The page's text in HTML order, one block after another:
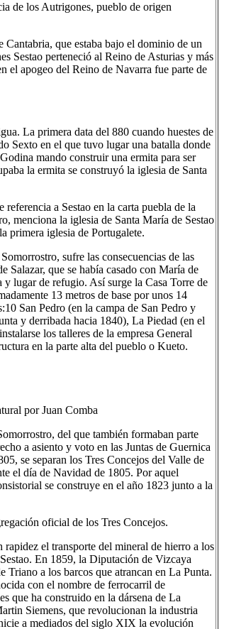
de los Autrigones, pueblo de origen
que estaba bajo el dominio de un
Sestao perteneció al Reino de Asturias y más
el apogeo del Reino de Navarra fue parte de
La primera data del 880 cuando huestes de
Sexto en el que tuvo lugar una batalla donde
mando construir una ermita para ser
la ermita se construyó la iglesia de Santa
a Sestao en la carta puebla de la
menciona la iglesia de Santa María de Sestao
primera iglesia de Portugalete.
sufre las consecuencias de las
Salazar, que se había casado con María de
y lugar de refugio. Así surge la Casa Torre de
13 metros de base por unos 14
San Pedro (en la campa de San Pedro y
y derribada hacia 1840), La Piedad (en el
los talleres de la empresa General
en la parte alta del pueblo o Kueto.
por Juan Comba
del que también formaban parte
a asiento y voto en las Juntas de Guernica
se separan los Tres Concejos del Valle de
el día de Navidad de 1805. Por aquel
se construye en el año 1823 junto a la
oficial de los Tres Concejos.
el transporte del mineral de hierro a los
En 1859, la Diputación de Vizcaya
Triano a los barcos que atrancan en La Punta.
con el nombre de ferrocarril de
que ha construido en la dársena de La
Siemens, que revolucionan la industria
a mediados del siglo XIX la evolución